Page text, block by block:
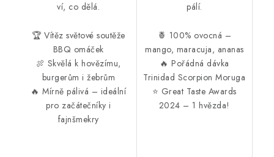
ví, co dělá.
🏆 Vítěz světové soutěže
BBQ omáček
🍖 Skvělá k hovězímu,
burgerům i žebrům
🔥 Mírně pálivá – ideální
pro začátečníky i
fajnšmekry
pálí.
🍍 100% ovocná –
mango, maracuja, ananas
🔥 Pořádná dávka
Trinidad Scorpion Moruga
⭐ Great Taste Awards
2024 – 1 hvězda!